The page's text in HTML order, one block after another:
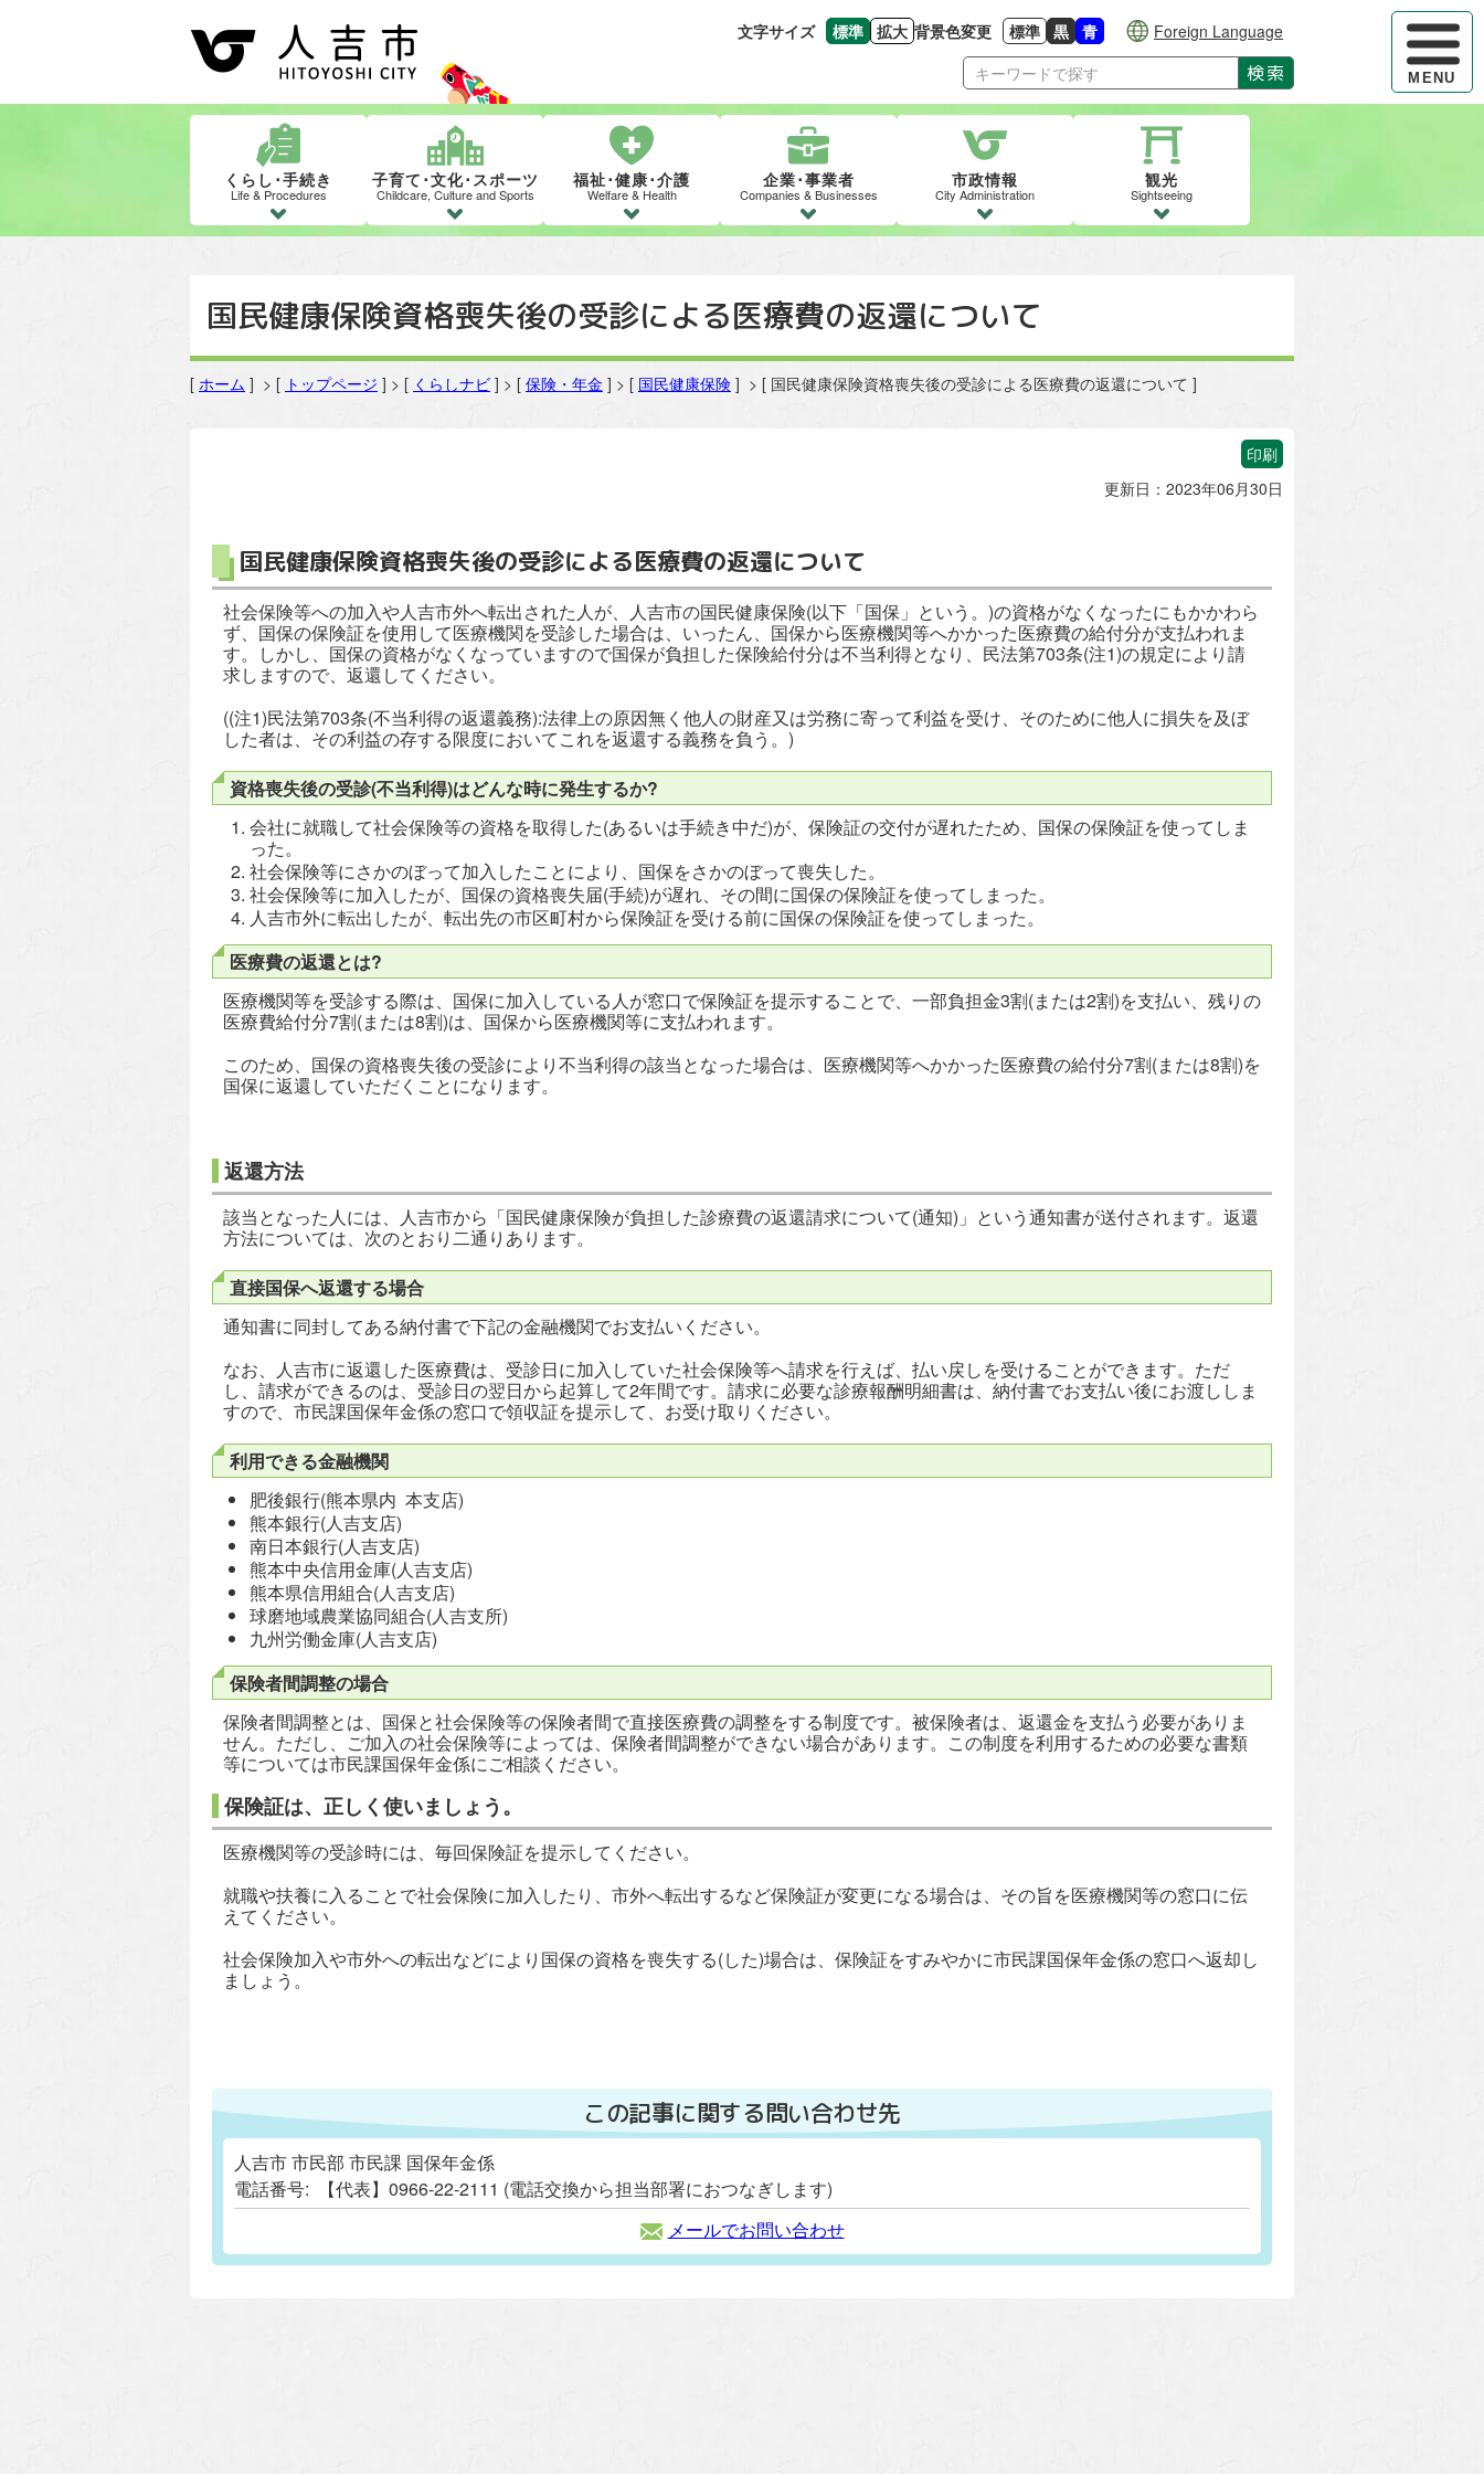
ハンバー
MENU
文字サイズ 標準
文字の大きさをもとの大きさに戻す
拡大
文字を大きくする
背景色変更 標準
背景色の変更：白
黒
背景色の変更：黒
青
背景色の変更：青
Foreign Language
検索
くらし･手続き
Life & Procedures
子育て･文化･スポーツ
Childcare, Culture and Sports
福祉･健康･介護
Welfare & Health
企業･事業者
Companies & Businesses
市政情報
City Administration
観光
Sightseeing
国民健康保険資格喪失後の受診による医療費の返還について
[ ホーム ] > [ トップページ ] > [ くらしナビ ] > [ 保険・年金 ] > [ 国民健康保険 ] > [ 国民健康保険資格喪失後の受診による医療費の返還について ]
印刷
更新日：2023年06月30日
国民健康保険資格喪失後の受診による医療費の返還について
社会保険等への加入や人吉市外へ転出された人が、人吉市の国民健康保険(以下「国保」という。)の資格がなくなったにもかかわら
ず、国保の保険証を使用して医療機関を受診した場合は、いったん、国保から医療機関等へかかった医療費の給付分が支払われま
す。しかし、国保の資格がなくなっていますので国保が負担した保険給付分は不当利得となり、民法第703条(注1)の規定により請
求しますので、返還してください。
((注1)民法第703条(不当利得の返還義務):法律上の原因無く他人の財産又は労務に寄って利益を受け、そのために他人に損失を及ぼ
した者は、その利益の存する限度においてこれを返還する義務を負う。)
資格喪失後の受診(不当利得)はどんな時に発生するか?
会社に就職して社会保険等の資格を取得した(あるいは手続き中だ)が、保険証の交付が遅れたため、国保の保険証を使ってしま
った。
社会保険等にさかのぼって加入したことにより、国保をさかのぼって喪失した。
社会保険等に加入したが、国保の資格喪失届(手続)が遅れ、その間に国保の保険証を使ってしまった。
人吉市外に転出したが、転出先の市区町村から保険証を受ける前に国保の保険証を使ってしまった。
医療費の返還とは?
医療機関等を受診する際は、国保に加入している人が窓口で保険証を提示することで、一部負担金3割(または2割)を支払い、残りの
医療費給付分7割(または8割)は、国保から医療機関等に支払われます。
このため、国保の資格喪失後の受診により不当利得の該当となった場合は、医療機関等へかかった医療費の給付分7割(または8割)を
国保に返還していただくことになります。
返還方法
該当となった人には、人吉市から「国民健康保険が負担した診療費の返還請求について(通知)」という通知書が送付されます。返還
方法については、次のとおり二通りあります。
直接国保へ返還する場合
通知書に同封してある納付書で下記の金融機関でお支払いください。
なお、人吉市に返還した医療費は、受診日に加入していた社会保険等へ請求を行えば、払い戻しを受けることができます。ただ
し、請求ができるのは、受診日の翌日から起算して2年間です。請求に必要な診療報酬明細書は、納付書でお支払い後にお渡ししま
すので、市民課国保年金係の窓口で領収証を提示して、お受け取りください。
利用できる金融機関
肥後銀行(熊本県内 本支店)
熊本銀行(人吉支店)
南日本銀行(人吉支店)
熊本中央信用金庫(人吉支店)
熊本県信用組合(人吉支店)
球磨地域農業協同組合(人吉支所)
九州労働金庫(人吉支店)
保険者間調整の場合
保険者間調整とは、国保と社会保険等の保険者間で直接医療費の調整をする制度です。被保険者は、返還金を支払う必要がありま
せん。ただし、ご加入の社会保険等によっては、保険者間調整ができない場合があります。この制度を利用するための必要な書類
等については市民課国保年金係にご相談ください。
保険証は、正しく使いましょう。
医療機関等の受診時には、毎回保険証を提示してください。
就職や扶養に入ることで社会保険に加入したり、市外へ転出するなど保険証が変更になる場合は、その旨を医療機関等の窓口に伝
えてください。
社会保険加入や市外への転出などにより国保の資格を喪失する(した)場合は、保険証をすみやかに市民課国保年金係の窓口へ返却し
ましょう。
この記事に関する問い合わせ先
人吉市 市民部 市民課 国保年金係
電話番号:
【代表】0966-22-2111 (電話交換から担当部署におつなぎします)
メールでお問い合わせ